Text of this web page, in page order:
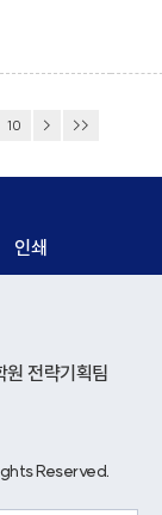
10 > >>
인쇄
원 전략기획팀
Reserved.